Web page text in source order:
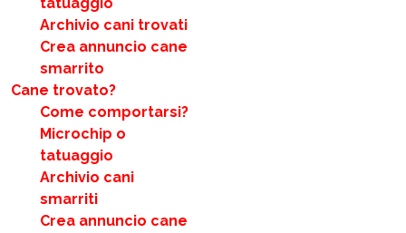
Archivio cani trovati
Crea annuncio cane
smarrito
Cane trovato?
Come comportarsi?
Microchip o
tatuaggio
Archivio cani
smarriti
Crea annuncio cane